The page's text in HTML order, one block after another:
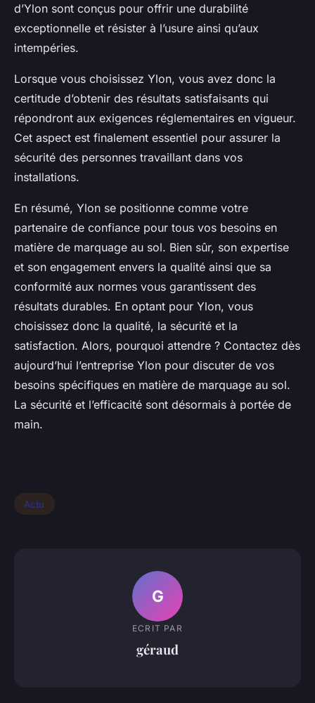
d’Ylon sont conçus pour offrir une durabilité
exceptionnelle et résister à l’usure ainsi qu’aux
intempéries.
Lorsque vous choisissez Ylon, vous avez donc la
certitude d’obtenir des résultats satisfaisants qui
répondront aux exigences réglementaires en vigueur.
Cet aspect est finalement essentiel pour assurer la
sécurité des personnes travaillant dans vos
installations.
En résumé, Ylon se positionne comme votre
partenaire de confiance pour tous vos besoins en
matière de marquage au sol. Bien sûr, son expertise
et son engagement envers la qualité ainsi que sa
conformité aux normes vous garantissent des
résultats durables. En optant pour Ylon, vous
choisissez donc la qualité, la sécurité et la
satisfaction. Alors, pourquoi attendre ? Contactez dès
aujourd’hui l’entreprise Ylon pour discuter de vos
besoins spécifiques en matière de marquage au sol.
La sécurité et l’efficacité sont désormais à portée de
main.
Actu
G
ECRIT PAR
géraud